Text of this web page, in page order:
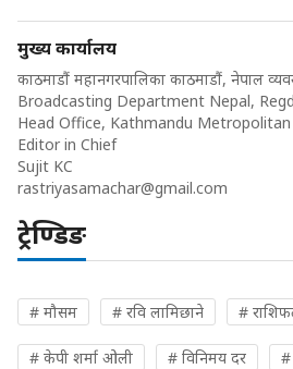
मुख्य कार्यालय
काठमाडौं महानगरपालिका काठमाडौं, नेपाल
Broadcasting Department Nepal,
Head Office, Kathmandu Metropolitan
Editor in Chief
Sujit KC
rastriyasamachar@gmail.com
ट्रेण्डिङ
# मौसम # रवि लामिछाने #
# केपी शर्मा ओली # विनिमय दर #